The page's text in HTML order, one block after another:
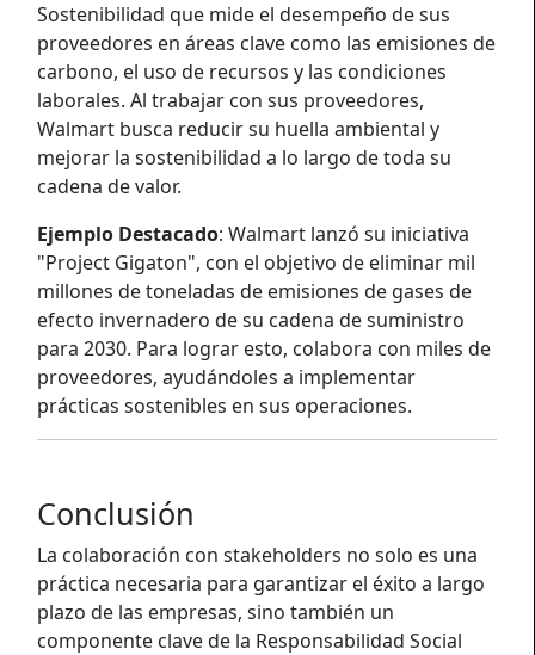
Sostenibilidad que mide el desempeño de sus
proveedores en áreas clave como las emisiones de
carbono, el uso de recursos y las condiciones
laborales. Al trabajar con sus proveedores,
Walmart busca reducir su huella ambiental y
mejorar la sostenibilidad a lo largo de toda su
cadena de valor.
Ejemplo Destacado: Walmart lanzó su iniciativa
"Project Gigaton", con el objetivo de eliminar mil
millones de toneladas de emisiones de gases de
efecto invernadero de su cadena de suministro
para 2030. Para lograr esto, colabora con miles de
proveedores, ayudándoles a implementar
prácticas sostenibles en sus operaciones.
Conclusión
La colaboración con stakeholders no solo es una
práctica necesaria para garantizar el éxito a largo
plazo de las empresas, sino también un
componente clave de la Responsabilidad Social